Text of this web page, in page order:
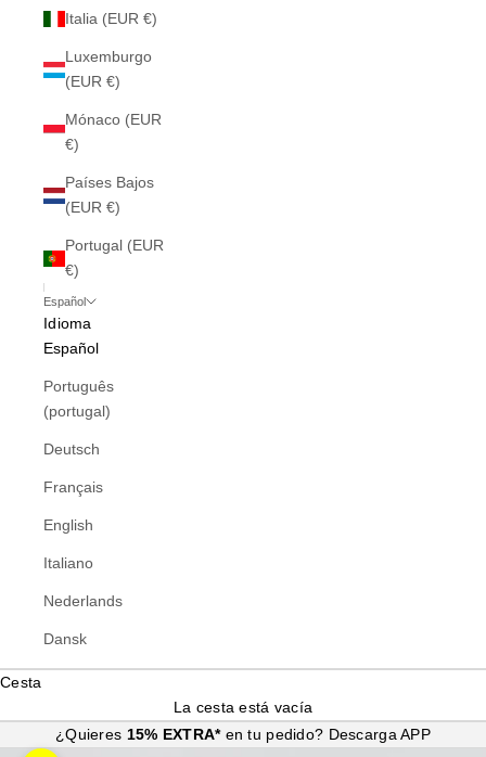
Italia (EUR €)
Luxemburgo
(EUR €)
Mónaco (EUR
€)
Países Bajos
(EUR €)
Portugal (EUR
€)
Español
Idioma
Español
Português
(portugal)
Deutsch
Français
English
Italiano
Nederlands
Dansk
Cesta
La cesta está vacía
¿Quieres 15% EXTRA* en tu pedido? Descarga APP